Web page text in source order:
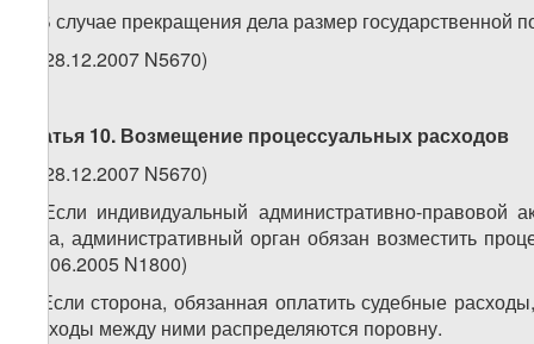
3. В случае прекращения дела размер
4. (28.12.2007 N5670)
Статья 10. Возмещение процессуальных расходов
1. (28.12.2007 N5670)
2. Если индивидуальный административно-правовой
дела, административный орган обязан возместить
(24.06.2005 N1800)
3. Если сторона, обязанная оплатить судебные
расходы между ними распределяются поровну.